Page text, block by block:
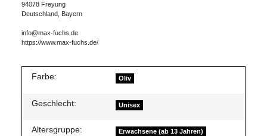
94078 Freyung
Deutschland, Bayern
info@max-fuchs.de
https://www.max-fuchs.de/
Farbe: Oliv
Geschlecht: Unisex
Altersgruppe: Erwachsene (ab 13 Jahren)